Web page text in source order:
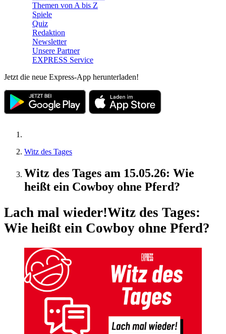
Themen von A bis Z
Spiele
Quiz
Redaktion
Newsletter
Unsere Partner
EXPRESS Service
Jetzt die neue Express-App herunterladen!
Witz des Tages
Witz des Tages am 15.05.26: Wie
heißt ein Cowboy ohne Pferd?
Lach mal wieder!Witz des Tages:
Wie heißt ein Cowboy ohne Pferd?